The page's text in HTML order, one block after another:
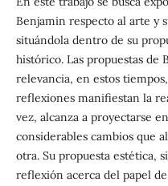
Benjamin respecto al arte y
situándola dentro de su
histórico. Las propuestas de
relevancia, en estos
reflexiones manifiestan la
vez, alcanza a proyectarse
considerables cambios que
otra. Su propuesta estética,
reflexión acerca del papel